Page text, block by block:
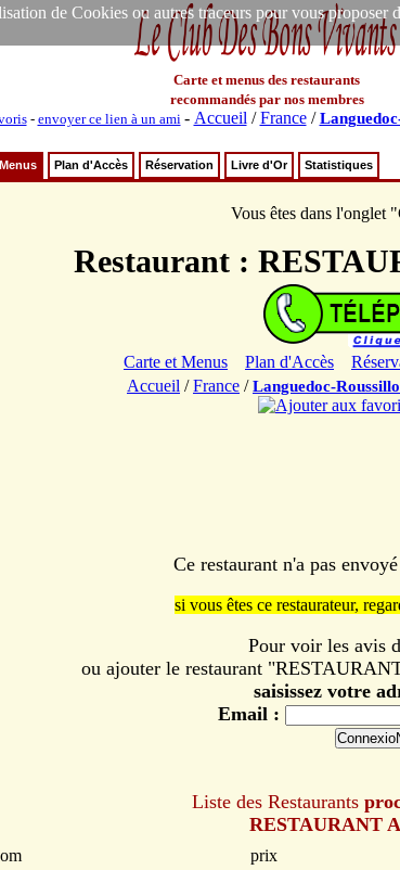
de Cookies ou autres traceurs pour vous proposer
Carte et menus des restaurants
recommandés par nos membres
- envoyer ce lien à un ami - Accueil /France/
Plan d'Accès Réservation Livre d'Or Statistiques
Vous êtes dans l'onglet
Restaurant :
Carte et Menus Plan d'Accès
Accueil /France /Languedoc-
Ce restaurant n'a pas
si vous êtes ce restaurateur,
Pour voir les avis
ou ajouter le restaurant
saisissez votre
Email :
Liste des Restaurants
RESTAURANT
prix